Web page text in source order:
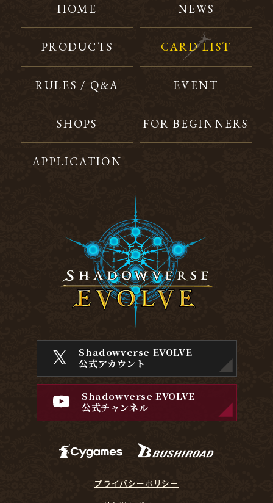
HOME NEWS
PRODUCTS CARD LIST
RULES / Q&A EVENT
SHOPS FOR BEGINNERS
APPLICATION
Shadowverse EVOLVE
公式アカウント
Shadowverse EVOLVE
公式チャンネル
プライバシーポリシー